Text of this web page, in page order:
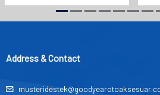
Address & Contact